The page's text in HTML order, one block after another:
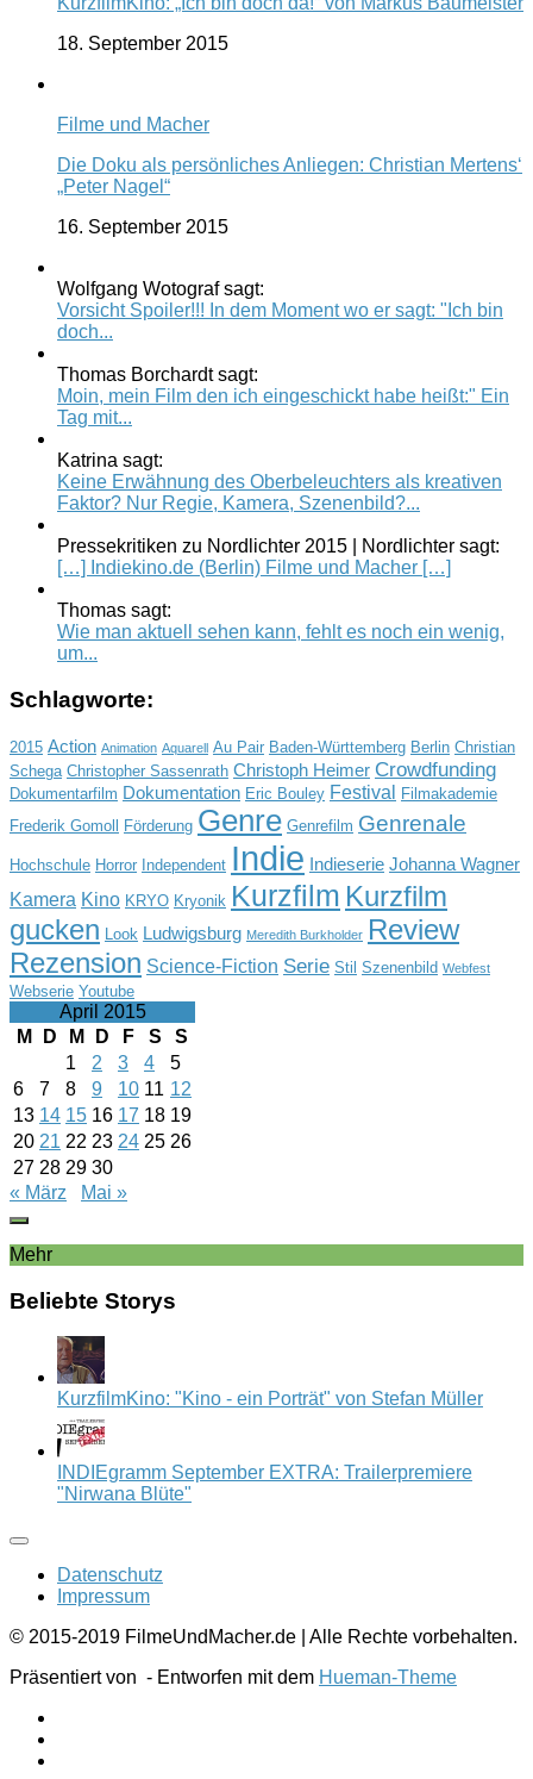
18. September 2015
Filme und Macher
Die Doku als persönliches Anliegen: Christian Mertens‘
„Peter Nagel“
16. September 2015
Wolfgang Wotograf sagt:
Vorsicht Spoiler!!! In dem Moment wo er sagt: "Ich bin
doch...
Thomas Borchardt sagt:
Moin, mein Film den ich eingeschickt habe heißt:" Ein
Tag mit...
Katrina sagt:
Keine Erwähnung des Oberbeleuchters als kreativen
Faktor? Nur Regie, Kamera, Szenenbild?...
Pressekritiken zu Nordlichter 2015 | Nordlichter sagt:
[…] Indiekino.de (Berlin) Filme und Macher […]
Thomas sagt:
Wie man aktuell sehen kann, fehlt es noch ein wenig,
um...
Schlagworte:
2015 Action Animation Aquarell Au Pair Baden-Württemberg Berlin Christian
Schega Christopher Sassenrath Christoph Heimer Crowdfunding
Dokumentarfilm Dokumentation Eric Bouley Festival
Filmakademie
Frederik Gomoll
Förderung Genre Genrefilm Genrenale
Hochschule Horror Independent Indie Indieserie Johanna Wagner
Kamera Kino KRYO Kryonik Kurzfilm Kurzfilm
gucken
Look Ludwigsburg Meredith Burkholder Review
Rezension Science-Fiction Serie Stil Szenenbild Webfest
Webserie Youtube
April 2015
M
D M D F S
S
1
2 3 4
5
6
7 8 9 10 11 12
13 14 15 16 17 18 19
20 21 22 23 24 25 26
27 28 29 30
« März
Mai »
Mehr
Beliebte Storys
KurzfilmKino: "Kino - ein Porträt" von Stefan Müller
INDIEgramm September EXTRA: Trailerpremiere
"Nirwana Blüte"
Datenschutz
Impressum
© 2015-2019 FilmeUndMacher.de | Alle Rechte vorbehalten.
Präsentiert von - Entworfen mit dem Hueman-Theme